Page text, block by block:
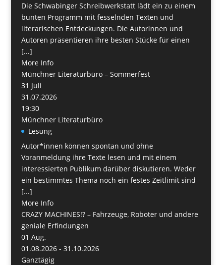
Die Schwabinger Schreibwerkstatt lädt ein zu einem
bunten Programm mit fesselnden Texten und
literarischen Entdeckungen. Die Autorinnen und
Autoren präsentieren ihre besten Stücke für einen
[...]
More Info
Münchner Literaturbüro – Sommerfest
31 Juli
31.07.2026
19:30
Münchner Literaturbüro
Lesung
Autor*innen können spontan und ohne
Voranmeldung ihre Texte lesen und mit einem
interessierten Publikum darüber diskutieren. Weder
ein bestimmtes Thema noch ein festes Zeitlimit sind
[...]
More Info
CRAZY MACHINES!? – Fahrzeuge, Roboter und andere
geniale Erfindungen
01 Aug.
01.08.2026 - 31.10.2026
Ganztägig